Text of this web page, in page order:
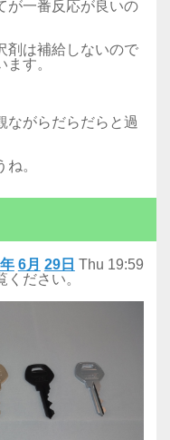
が一番反応が良いの
剤は補給しないので
す。
ながらだらだらと過
。
6月 29日 Thu 19:59
ださい。